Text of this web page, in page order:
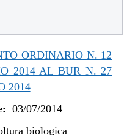
ORDINARIO N. 12
2014 AL BUR N. 27
2014
03/07/2014
biologica